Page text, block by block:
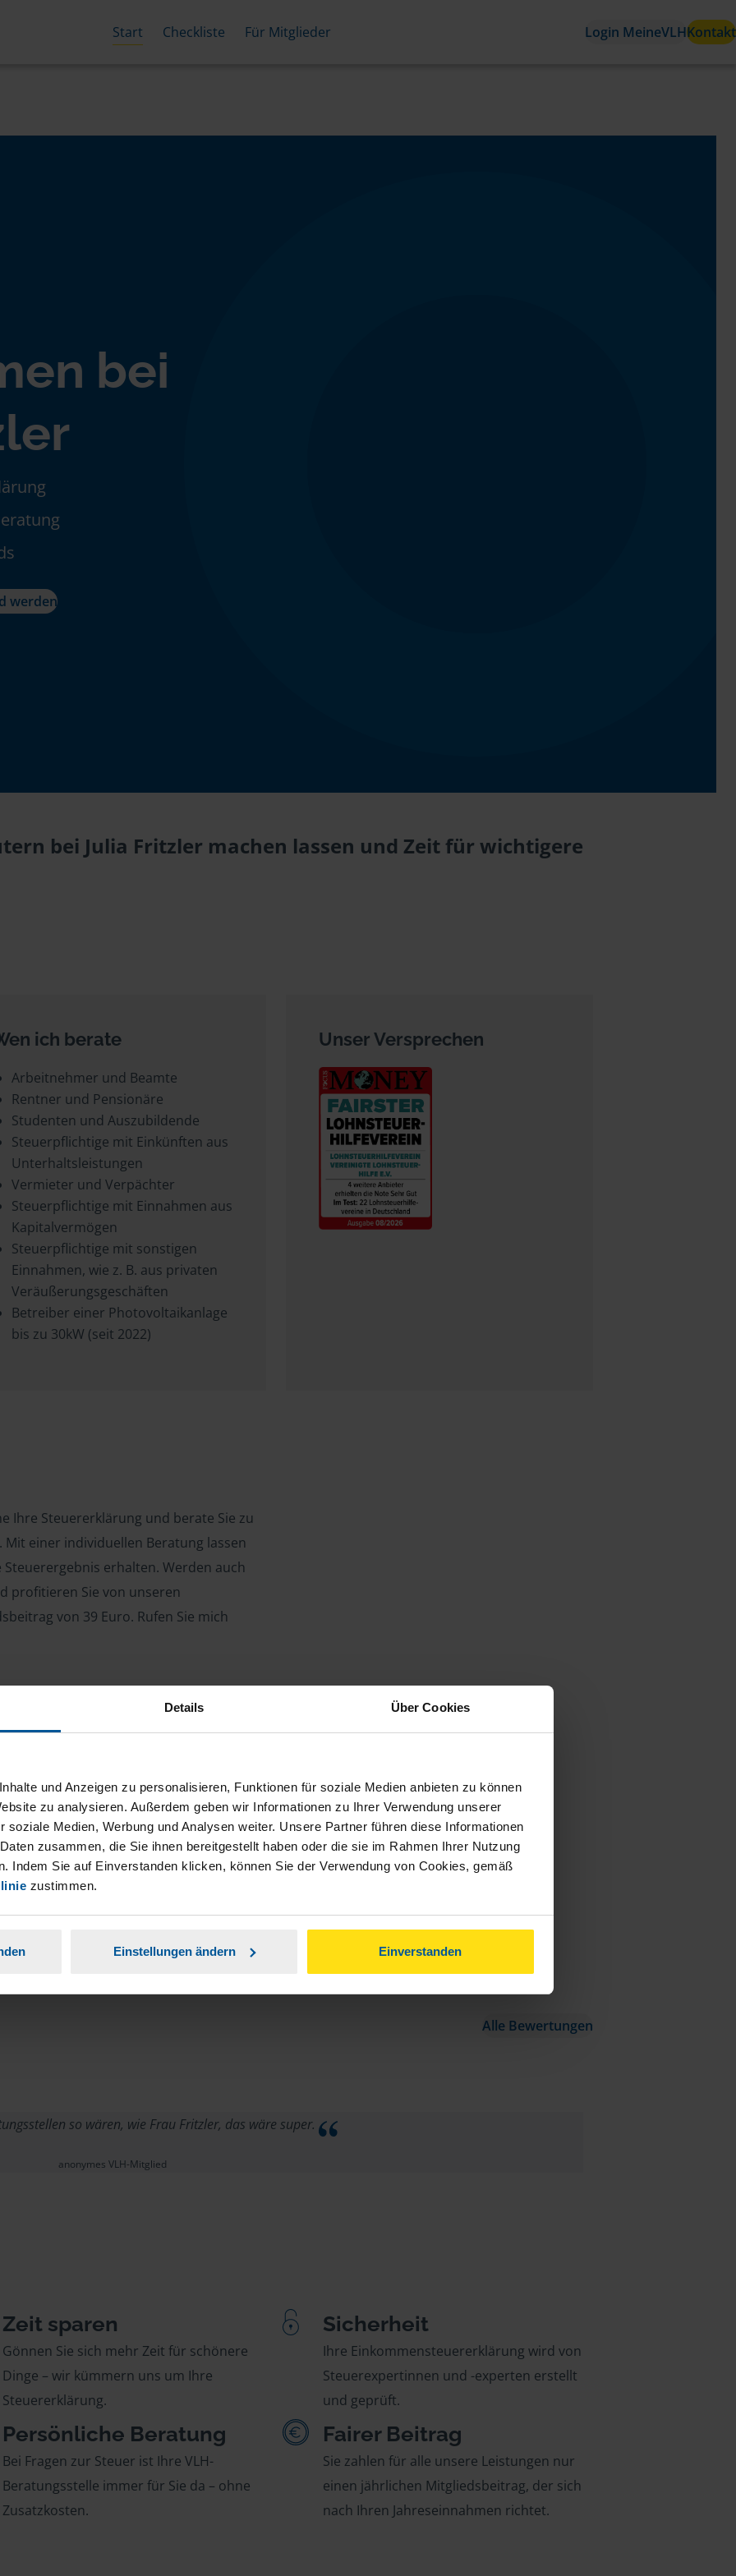
Details Über Cookies
und Anzeigen zu personalisieren, Funktionen für soziale Medien anbieten zu können
zu analysieren. Außerdem geben wir Informationen zu Ihrer Verwendung unserer
soziale Medien, Werbung und Analysen weiter. Unsere Partner führen diese Informationen
zusammen, die Sie ihnen bereitgestellt haben oder die sie im Rahmen Ihrer Nutzung
Indem Sie auf Einverstanden klicken, können Sie der Verwendung von Cookies, gemäß
zustimmen.
Einstellungen ändern Einverstanden
Start Checkliste Für Mitglieder Login MeineVLHKontakt
bei
werden
bei Julia Fritzler machen lassen und Zeit für wichtigere
ich berate
Arbeitnehmer und Beamte
Rentner und Pensionäre
Studenten und Auszubildende
Steuerpflichtige mit Einkünften aus
Unterhaltsleistungen
Vermieter und Verpächter
Steuerpflichtige mit Einnahmen aus
Kapitalvermögen
Steuerpflichtige mit sonstigen
Einnahmen, wie z. B. aus privaten
Veräußerungsgeschäften
Betreiber einer Photovoltaikanlage
bis zu 30kW (seit 2022)
Unser Versprechen
Ihre Steuererklärung und berate Sie zu
Mit einer individuellen Beratung lassen
erhalten. Werden auch
profitieren Sie von unseren
von 39 Euro. Rufen Sie mich
Arbeitnehmer, Beamte, Auszubildende,
(StBerG). Auch bei Einkünften
der geeignete Dienstleister für Sie.
Tätigkeit und umsatzsteuerpflichtigen
Alle Bewertungen
so wären, wie Frau Fritzler, das wäre super.
anonymes VLH-Mitglied
Zeit sparen
Gönnen Sie sich mehr Zeit für schönere
Dinge – wir kümmern uns um Ihre
Steuererklärung.
Sicherheit
Ihre Einkommensteuererklärung wird von
Steuerexpertinnen und -experten erstellt
und geprüft.
Persönliche Beratung
Bei Fragen zur Steuer ist Ihre VLH-
Beratungsstelle immer für Sie da – ohne
Zusatzkosten.
Fairer Beitrag
Sie zahlen für alle unsere Leistungen nur
einen jährlichen Mitgliedsbeitrag, der sich
nach Ihren Jahreseinnahmen richtet.